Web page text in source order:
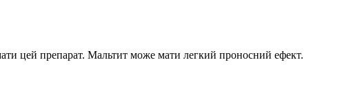
цей препарат. Мальтит може мати легкий проносний ефект.